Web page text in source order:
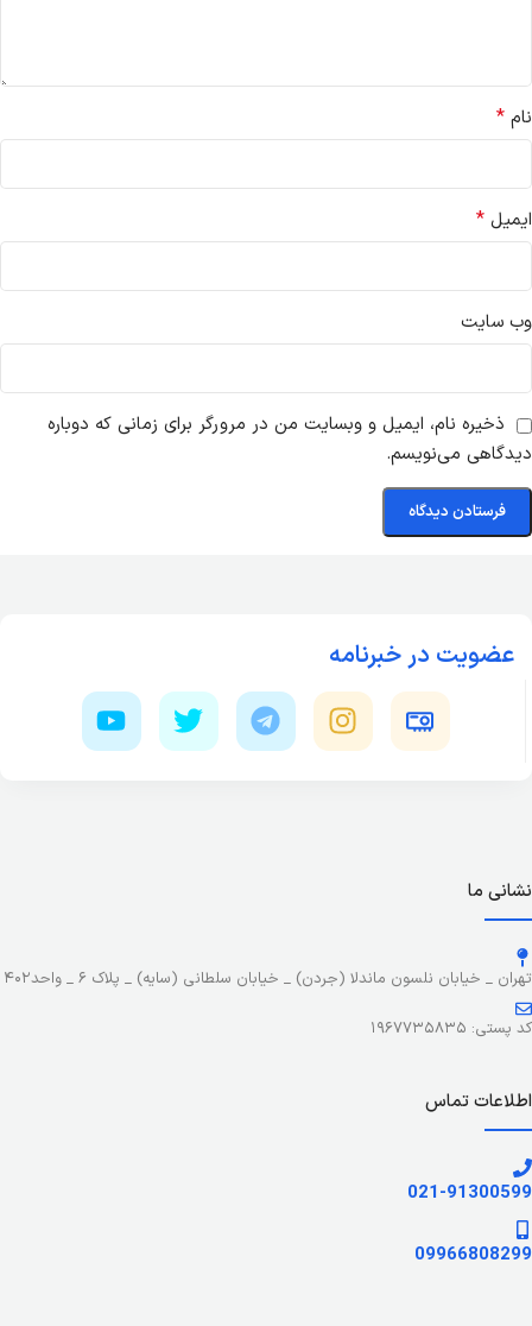
نام *
ایمیل *
وب‌ سایت
ذخیره نام، ایمیل و وبسایت من در مرورگر برای زمانی که دوباره
دیدگاهی می‌نویسم.
عضویت در خبرنامه
نشانی ما
تهران _ خیابان نلسون ماندلا (جردن) _ خیابان سلطانی (سایه) _ پلاک ۶ _ واحد۴۰۲
کد پستی: ۱۹۶۷۷۳۵۸۳۵
اطلاعات تماس
021-91300599
09966808299